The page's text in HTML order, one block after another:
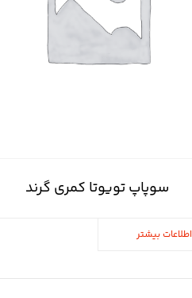
سوپاپ تویوتا کمری گرند
اطلاعات بیشتر